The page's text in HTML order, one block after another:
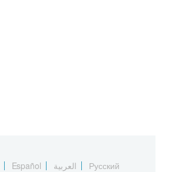
Español العربية Русский